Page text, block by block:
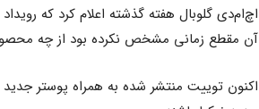
آن مقطع زمانی مشخص نکرده بود از چه
اکنون توییت منتشر شده به همراه پوستر جدید